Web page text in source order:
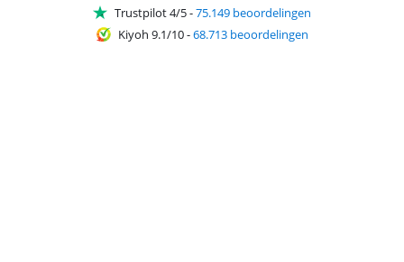
Trustpilot 4/5-75.149 beoordelingen
Kiyoh 9.1/10-68.713 beoordelingen